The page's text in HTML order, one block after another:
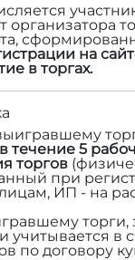
организатора
на
в торгах.
течение 5
торгов
при
ИП - на
торги,
учитывается в
по договору